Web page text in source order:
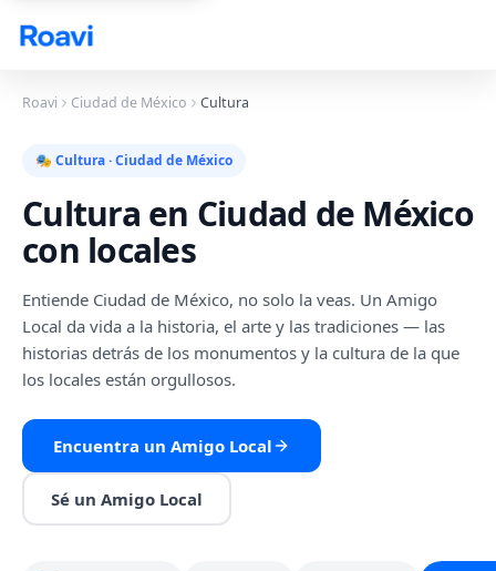
Roavi Ciudad de México Cultura
🎭 Cultura·Ciudad de México
Cultura en Ciudad de México
con locales
Entiende Ciudad de México, no solo la veas. Un Amigo
Local da vida a la historia, el arte y las tradiciones — las
historias detrás de los monumentos y la cultura de la que
los locales están orgullosos.
Encuentra un Amigo Local
Sé un Amigo Local